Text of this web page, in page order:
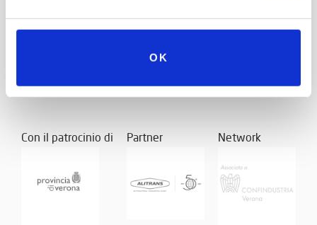
OK
Con il patrocinio di Partner Network